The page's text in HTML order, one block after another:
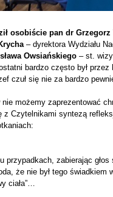
osobiście pan dr
– dyrektora Wydziału
Owsiańskiego– st.
bardzo często był
czuł się nie za bardzo
możemy zaprezentować
z Czytelnikami syntezą
przypadkach, zabierając
że nie był tego
ciała”…